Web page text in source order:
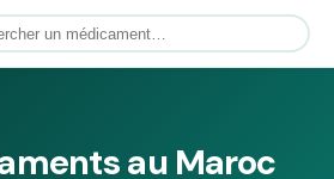
au Maroc